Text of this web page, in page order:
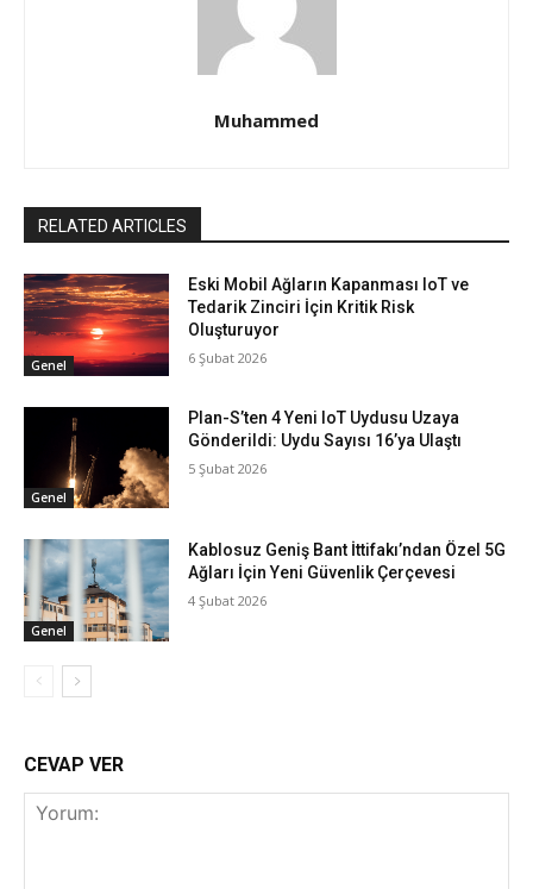
Muhammed
RELATED ARTICLES
Genel
Eski Mobil Ağların Kapanması IoT ve
Tedarik Zinciri İçin Kritik Risk
Oluşturuyor
6 Şubat 2026
Genel
Plan-S’ten 4 Yeni IoT Uydusu Uzaya
Gönderildi: Uydu Sayısı 16’ya Ulaştı
5 Şubat 2026
Genel
Kablosuz Geniş Bant İttifakı’ndan Özel 5G
Ağları İçin Yeni Güvenlik Çerçevesi
4 Şubat 2026
CEVAP VER